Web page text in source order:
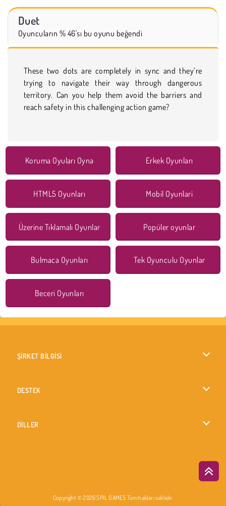
Duet
Oyuncuların % 46'sı bu oyunu beğendi
These two dots are completely in sync and they’re
trying to navigate their way through dangerous
territory. Can you help them avoid the barriers and
reach safety in this challenging action game?
Koruma Oyuları Oyna Erkek Oyunları
HTML5 Oyunları Mobil Oyunlari
Üzerine Tıklamalı Oyunlar Popüler oyunlar
Bulmaca Oyunları Tek Oyunculu Oyunlar
Beceri Oyunları
ŞİRKET BİLGİSİ
DESTEK
DİLLER
Copyright © 2026 SPIL GAMES Tüm hakları saklıdır.